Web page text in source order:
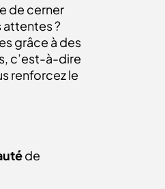
de cerner
attentes ?
grâce à des
c’est-à-dire
renforcez le
de